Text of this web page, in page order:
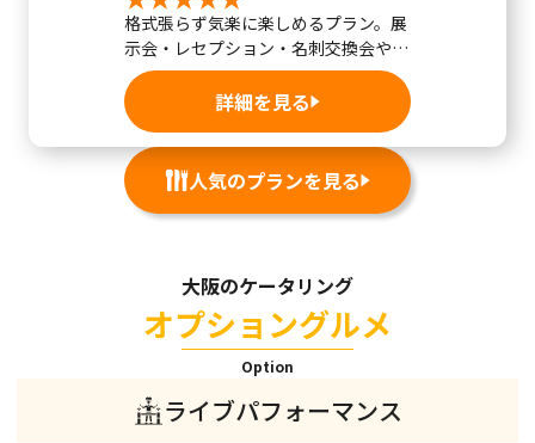
格式張らず気楽に楽しめるプラン。展
示会・レセプション・名刺交換会やワ
インパーティ...
詳細を見る
人気のプランを見る
大阪のケータリング
オプショングルメ
Option
ライブパフォーマンス